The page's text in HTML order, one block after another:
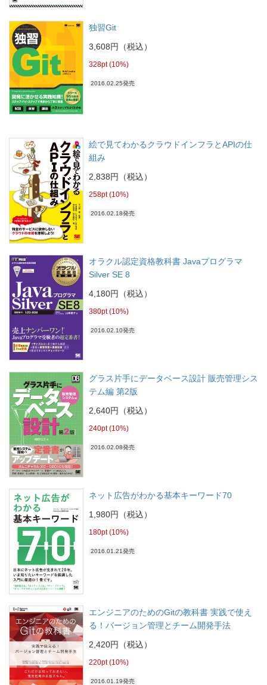
独習Git
3,608円（税込）
328pt (10%)
2016.02.25発売
絵で見てわかるクラウドインフラとAPIの仕
組み
2,838円（税込）
258pt (10%)
2016.02.18発売
オラクル認定資格教科書 Javaプログラマ
Silver SE 8
4,180円（税込）
380pt (10%)
2016.02.10発売
グラス片手にデータベース設計 販売管理シス
テム編 第2版
2,640円（税込）
240pt (10%)
2016.02.08発売
ネット広告がわかる基本キーワード70
1,980円（税込）
180pt (10%)
2016.01.21発売
エンジニアのためのGitの教科書 実践で使え
る！バージョン管理とチーム開発手法
2,420円（税込）
220pt (10%)
2016.01.19発売